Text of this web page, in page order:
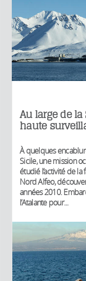
Au large de
haute
À quelques
Sicile, une mission
étudié l’activité de
Nord Alfeo,
années 2010.
l’Atalante pour...